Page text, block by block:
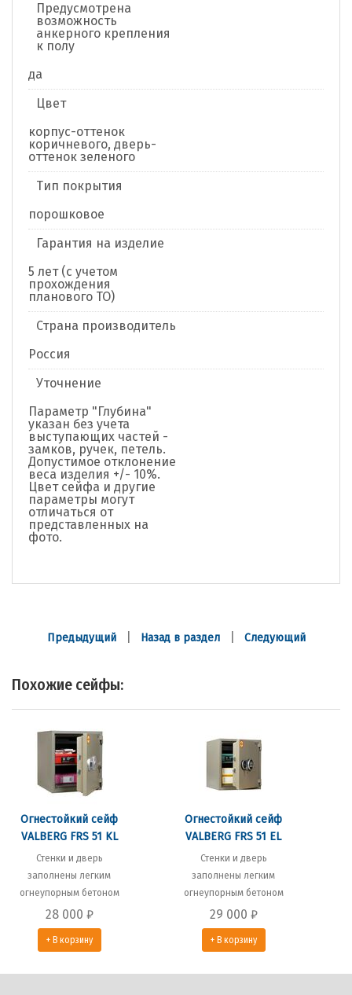
Предусмотрена
возможность
анкерного крепления
к полу
да
Цвет
корпус-оттенок
коричневого, дверь-
оттенок зеленого
Тип покрытия
порошковое
Гарантия на изделие
5 лет (с учетом
прохождения
планового ТО)
Страна производитель
Россия
Уточнение
Параметр "Глубина"
указан без учета
выступающих частей -
замков, ручек, петель.
Допустимое отклонение
веса изделия +/- 10%.
Цвет сейфа и другие
параметры могут
отличаться от
представленных на
фото.
Предыдущий| Назад в раздел| Следующий
Похожие сейфы:
Огнестойкий сейф
VALBERG FRS 51 KL
Стенки и дверь
заполнены легким
огнеупорным бетоном
28 000 ₽
+ В корзину
Огнестойкий сейф
VALBERG FRS 51 EL
Стенки и дверь
заполнены легким
огнеупорным бетоном
29 000 ₽
+ В корзину